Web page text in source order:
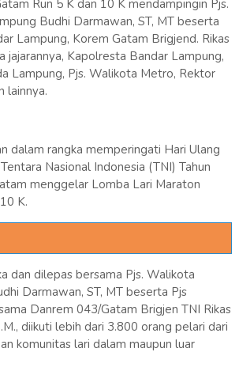
Run 5 K dan 10 K mendampingin Pjs.
Budhi Darmawan, ST, MT beserta
Lampung, Korem Gatam Brigjend. Rikas
jajarannya, Kapolresta Bandar Lampung,
Lampung, Pjs. Walikota Metro, Rektor
lainnya.
dalam rangka memperingati Hari Ulang
Nasional Indonesia (TNI) Tahun
menggelar Lomba Lari Maraton
K.
dan dilepas bersama Pjs. Walikota
Darmawan, ST, MT beserta Pjs
Danrem 043/Gatam Brigjen TNI Rikas
diikuti lebih dari 3.800 orang pelari dari
komunitas lari dalam maupun luar